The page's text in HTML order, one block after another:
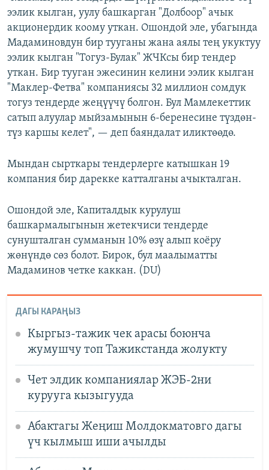
ээлик кылган, уулу башкарган "Долбоор" ачык
акционердик коому уткан. Ошондой эле, убагында
Мадаминовдун бир тууганы жана аялы тең укуктуу
ээлик кылган "Тогуз-Булак" ЖЧКсы бир тендер
уткан. Бир тууган эжесинин келини ээлик кылган
"Маклер-Фетва" компаниясы 32 миллион сомдук
тогуз тендерде жеңүүчү болгон. Бул Мамлекеттик
сатып алуулар мыйзамынын 6-беренесине түздөн-
түз каршы келет", — деп баяндалат иликтөөдө.
Мындан сырткары тендерлерге катышкан 19
компания бир дарекке катталганы ачыкталган.
Ошондой эле, Капиталдык курулуш
башкармалыгынын жетекчиси тендерде
сунушталган сумманын 10% өзү алып коёру
жөнүндө сөз болот. Бирок, бул маалыматты
Мадаминов четке каккан. (DU)
ДАГЫ КАРАҢЫЗ
Кыргыз-тажик чек арасы боюнча
жумушчу топ Тажикстанда жолукту
Чет элдик компаниялар ЖЭБ-2ни
курууга кызыгууда
Абактагы Жеңиш Молдокматовго дагы
үч кылмыш иши ачылды